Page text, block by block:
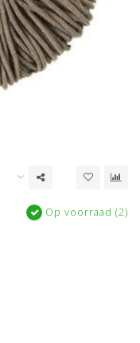
Op voorraad (2)